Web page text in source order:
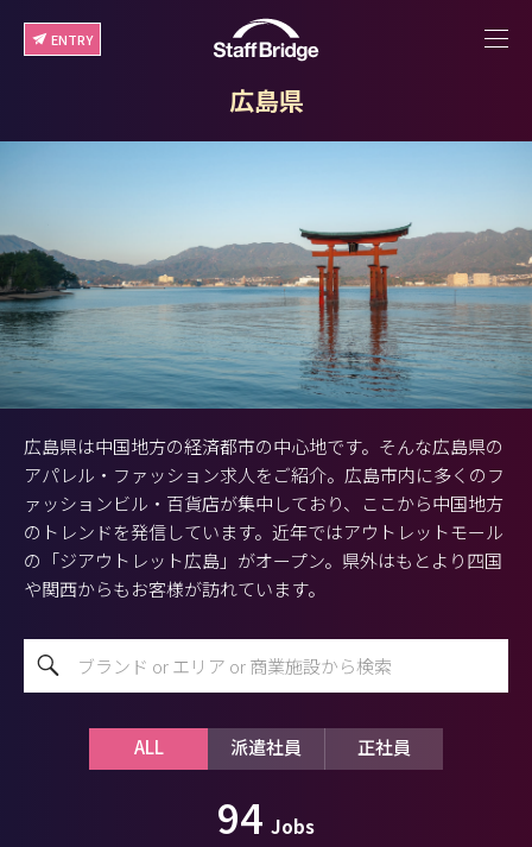
ENTRY
広島県
広島県は中国地方の経済都市の中心地です。そんな広島県の
アパレル・ファッション求人をご紹介。広島市内に多くのフ
ァッションビル・百貨店が集中しており、ここから中国地方
のトレンドを発信しています。近年ではアウトレットモール
の「ジアウトレット広島」がオープン。県外はもとより四国
や関西からもお客様が訪れています。
ALL 派遣社員 正社員
94 Jobs